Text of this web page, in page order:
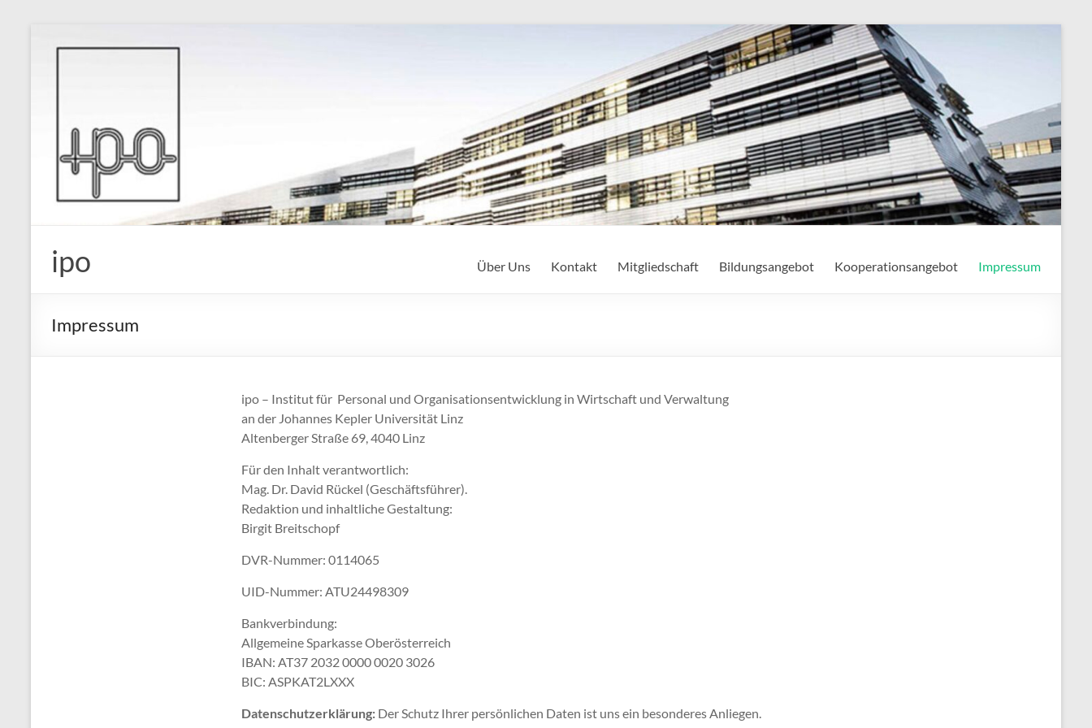
ipo Über Uns Kontakt Mitgliedschaft Bildungsangebot Kooperationsangebot Impressum
Impressum
ipo – Institut für Personal und Organisationsentwicklung in Wirtschaft und Verwaltung
an der Johannes Kepler Universität Linz
Altenberger Straße 69, 4040 Linz
Für den Inhalt verantwortlich:
Mag. Dr. David Rückel (Geschäftsführer).
Redaktion und inhaltliche Gestaltung:
Birgit Breitschopf
DVR-Nummer: 0114065
UID-Nummer: ATU24498309
Bankverbindung:
Allgemeine Sparkasse Oberösterreich
IBAN: AT37 2032 0000 0020 3026
BIC: ASPKAT2LXXX
Datenschutzerklärung: Der Schutz Ihrer persönlichen Daten ist uns ein besonderes Anliegen.